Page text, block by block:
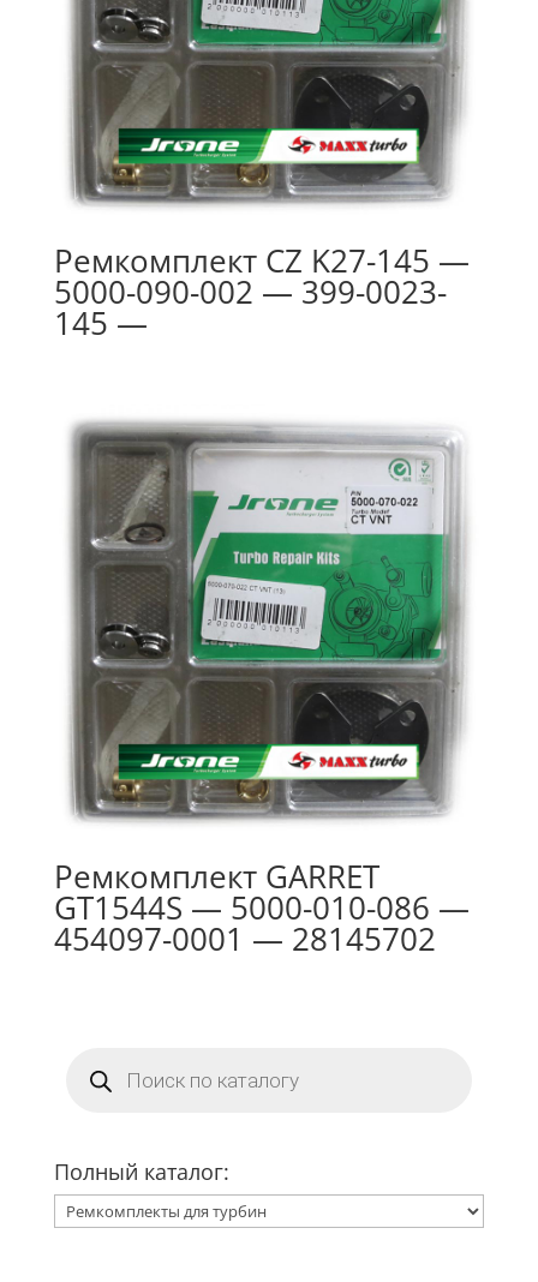
Ремкомплект CZ K27-145 —
5000-090-002 — 399-0023-
145 —
Ремкомплект GARRET
GT1544S — 5000-010-086 —
454097-0001 — 28145702
товаров
Полный каталог: